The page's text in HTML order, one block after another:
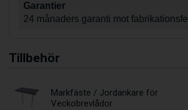
Garantier
24 månaders garanti mot fabrikationsfel
Tillbehör
Markfäste / Jordankare för
Veckobrevlådor